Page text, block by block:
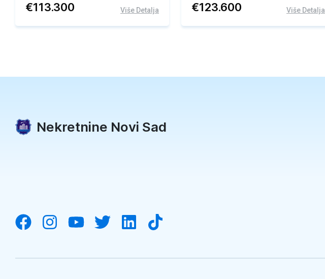
€113.300 Više Detalja €123.600 Više Detalja
Nekretnine Novi Sad